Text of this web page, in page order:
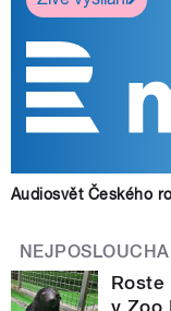
Audiosvět Českého
Roste
v Zoo